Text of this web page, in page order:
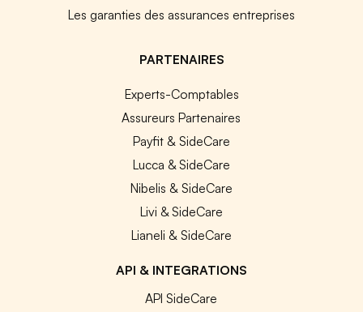
Les garanties des assurances entreprises
PARTENAIRES
Experts-Comptables
Assureurs Partenaires
Payfit & SideCare
Lucca & SideCare
Nibelis & SideCare
Livi & SideCare
Lianeli & SideCare
API & INTEGRATIONS
API SideCare